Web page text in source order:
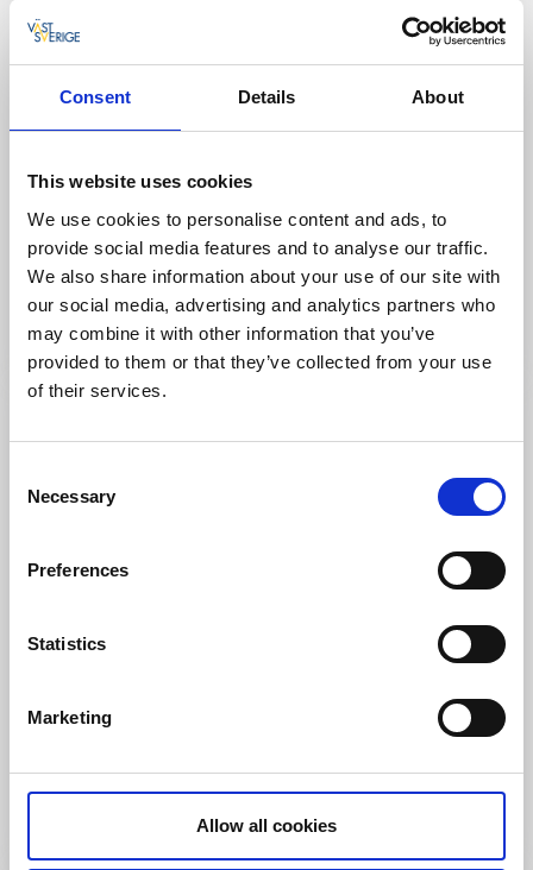
Consent Details About
This website uses cookies
We use cookies to personalise content and ads, to
provide social media features and to analyse our traffic.
We also share information about your use of our site with
our social media, advertising and analytics partners who
may combine it with other information that you’ve
provided to them or that they’ve collected from your use
of their services.
Selection
Necessary
Preferences
Statistics
Marketing
Allow all cookies
Café & Konditorier
Café Kajkanten
Marstrand
Läs mer
Hamnkrogen Marstrand
Restaurang med havsnära läge i Marstrand